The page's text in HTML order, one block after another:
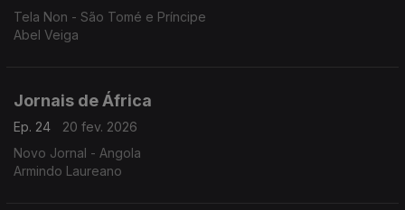
Tela Non - São Tomé e Príncipe
Abel Veiga
Jornais de África
Ep. 24
20 fev. 2026
Novo Jornal - Angola
Armindo Laureano